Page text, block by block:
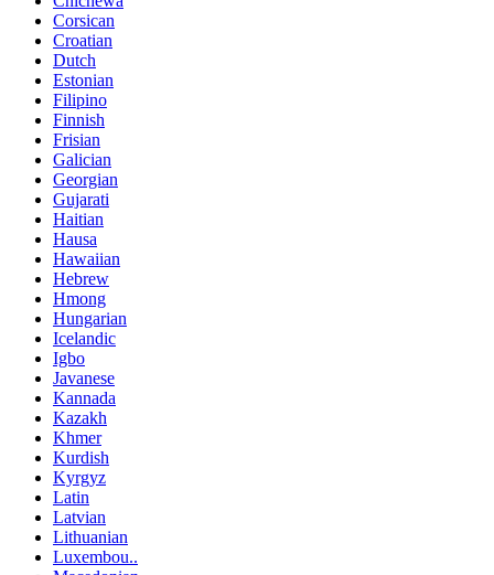
Corsican
Croatian
Dutch
Estonian
Filipino
Finnish
Frisian
Galician
Georgian
Gujarati
Haitian
Hausa
Hawaiian
Hebrew
Hmong
Hungarian
Icelandic
Igbo
Javanese
Kannada
Kazakh
Khmer
Kurdish
Kyrgyz
Latin
Latvian
Lithuanian
Luxembou..